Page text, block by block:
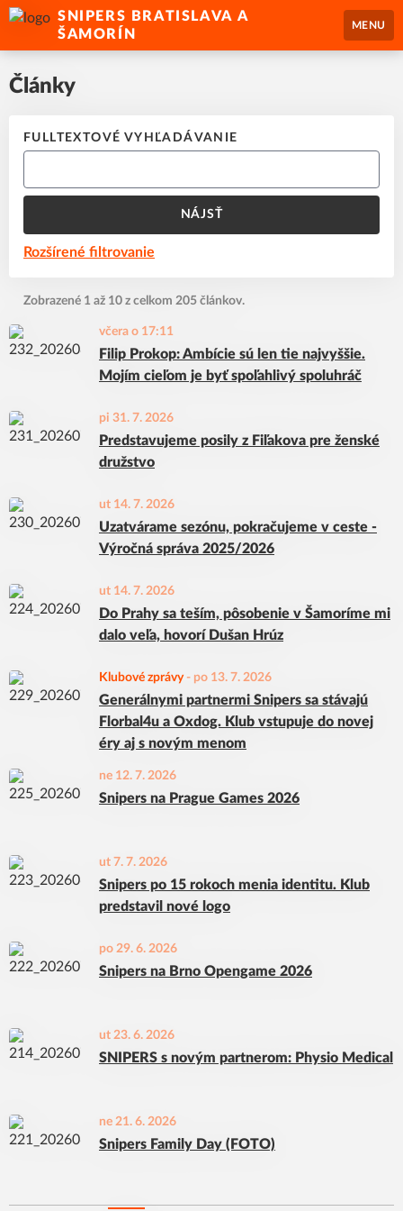
SNIPERS BRATISLAVA A
ŠAMORÍN
MENU
Články
FULLTEXTOVÉ VYHĽADÁVANIE
NÁJSŤ
Rozšírené filtrovanie
Zobrazené 1 až 10 z celkom 205 článkov.
včera o 17:11
Filip Prokop: Ambície sú len tie najvyššie.
Mojím cieľom je byť spoľahlivý spoluhráč
pi 31. 7. 2026
Predstavujeme posily z Fiľakova pre ženské
družstvo
ut 14. 7. 2026
Uzatvárame sezónu, pokračujeme v ceste -
Výročná správa 2025/2026
ut 14. 7. 2026
Do Prahy sa teším, pôsobenie v Šamoríme mi
dalo veľa, hovorí Dušan Hrúz
Klubové zprávy- po 13. 7. 2026
Generálnymi partnermi Snipers sa stávajú
Florbal4u a Oxdog. Klub vstupuje do novej
éry aj s novým menom
ne 12. 7. 2026
Snipers na Prague Games 2026
ut 7. 7. 2026
Snipers po 15 rokoch menia identitu. Klub
predstavil nové logo
po 29. 6. 2026
Snipers na Brno Opengame 2026
ut 23. 6. 2026
SNIPERS s novým partnerom: Physio Medical
ne 21. 6. 2026
Snipers Family Day (FOTO)